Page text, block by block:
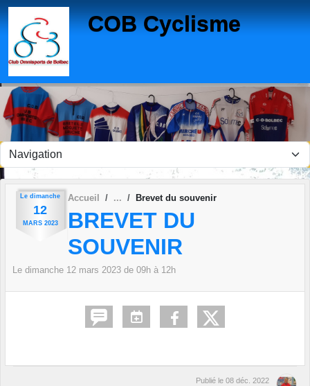
COB Cyclisme
Le dimanche
12
MARS 2023
Accueil Brevet du souvenir
BREVET DU
SOUVENIR
Le dimanche 12 mars 2023 de 09h à 12h
Publié le 08 déc. 2022
Panneau de gestion des cookies